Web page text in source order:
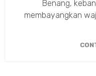
Benang,
membayangkan